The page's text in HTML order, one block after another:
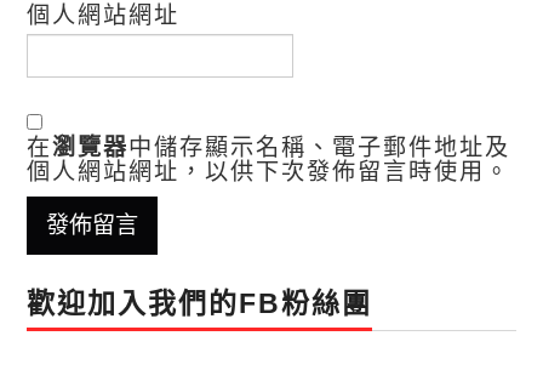
個人網站網址
在瀏覽器中儲存顯示名稱、電子郵件地址及
個人網站網址，以供下次發佈留言時使用。
歡迎加入我們的FB粉絲團